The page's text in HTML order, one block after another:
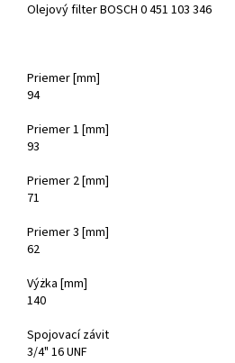
Olejový filter BOSCH 0 451 103 346
Priemer [mm]
94
Priemer 1 [mm]
93
Priemer 2 [mm]
71
Priemer 3 [mm]
62
Výżka [mm]
140
Spojovací závit
3/4" 16 UNF